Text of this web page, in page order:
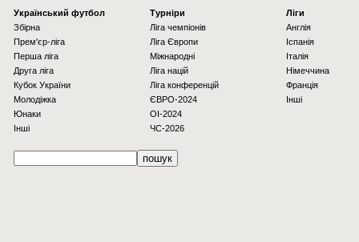
Українcький футбол
Збірна
Прем'єр-ліга
Перша ліга
Друга ліга
Кубок України
Молодіжка
Юнаки
Інші
Турніри
Ліга чемпіонів
Ліга Європи
Міжнародні
Ліга націй
Ліга конференцій
ЄВРО-2024
OI-2024
ЧС-2026
Ліги
Англія
Іспанія
Італія
Німеччина
Франція
Інші